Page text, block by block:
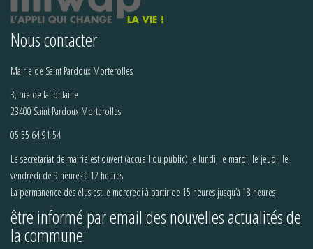
Nous contacter
Mairie de Saint Pardoux Morterolles
3, rue de la fontaine
23400 Saint Pardoux Morterolles
05 55 64 91 54
Le secrétariat de mairie est ouvert (accueil du public) le lundi, le mardi, le jeudi, le
vendredi de 9 heures à 12 heures
La permanence des élus est le mercredi à partir de 15 heures jusqu’à 18 heures
être informé par email des nouvelles actualités de
la commune